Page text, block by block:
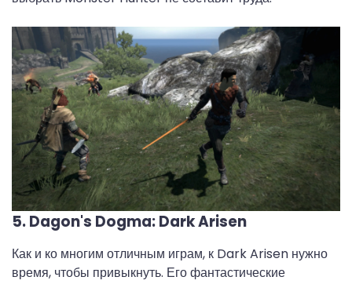
5. Dagon's Dogma: Dark Arisen
Как и ко многим отличным играм, к Dark Arisen нужно
время, чтобы привыкнуть. Его фантастические